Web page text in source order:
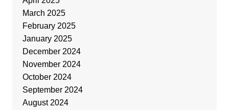
March 2025
February 2025
January 2025
December 2024
November 2024
October 2024
September 2024
August 2024